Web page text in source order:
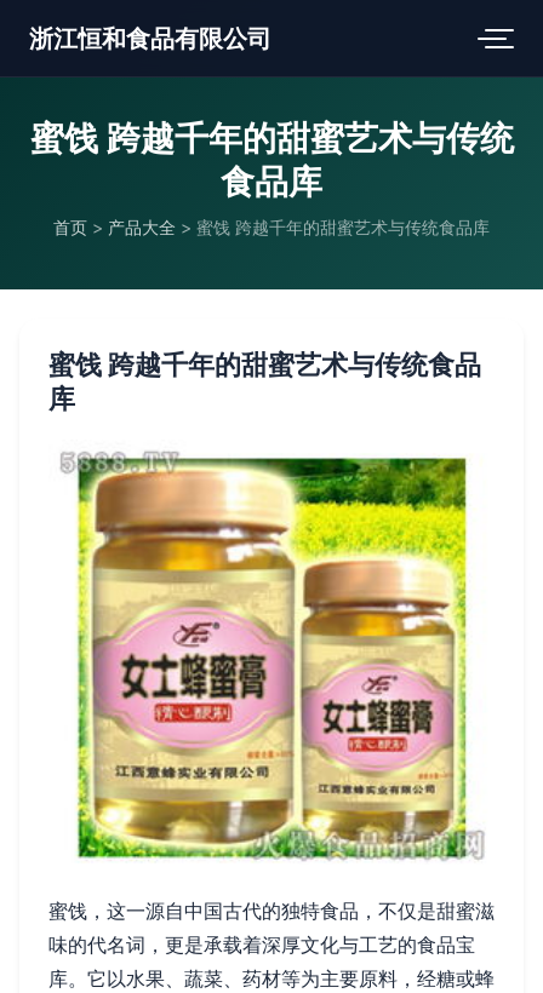
浙江恒和食品有限公司
蜜饯 跨越千年的甜蜜艺术与传统
食品库
首页 > 产品大全 > 蜜饯 跨越千年的甜蜜艺术与传统食品库
蜜饯 跨越千年的甜蜜艺术与传统食品
库
蜜饯，这一源自中国古代的独特食品，不仅是甜蜜滋
味的代名词，更是承载着深厚文化与工艺的食品宝
库。它以水果、蔬菜、药材等为主要原料，经糖或蜂